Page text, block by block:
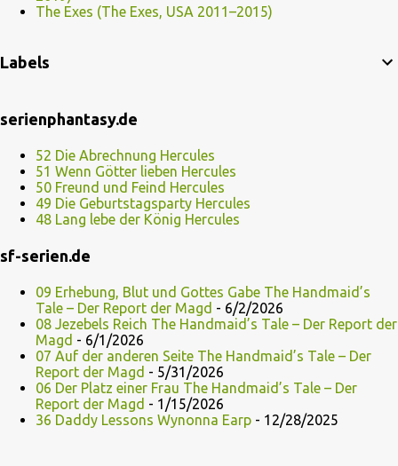
The Exes (The Exes, USA 2011–2015)
Labels
serienphantasy.de
52 Die Abrechnung Hercules
51 Wenn Götter lieben Hercules
50 Freund und Feind Hercules
49 Die Geburtstagsparty Hercules
48 Lang lebe der König Hercules
sf-serien.de
09 Erhebung, Blut und Gottes Gabe The Handmaid’s
Tale – Der Report der Magd - 6/2/2026
08 Jezebels Reich The Handmaid’s Tale – Der Report der
Magd - 6/1/2026
07 Auf der anderen Seite The Handmaid’s Tale – Der
Report der Magd - 5/31/2026
06 Der Platz einer Frau The Handmaid’s Tale – Der
Report der Magd - 1/15/2026
36 Daddy Lessons Wynonna Earp - 12/28/2025